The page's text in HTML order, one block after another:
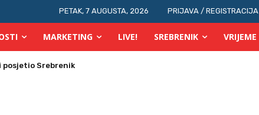
PETAK, 7 AUGUSTA, 2026 PRIJAVA / REGISTRACIJA
MARKETING LIVE! SREBRENIK VRIJEME